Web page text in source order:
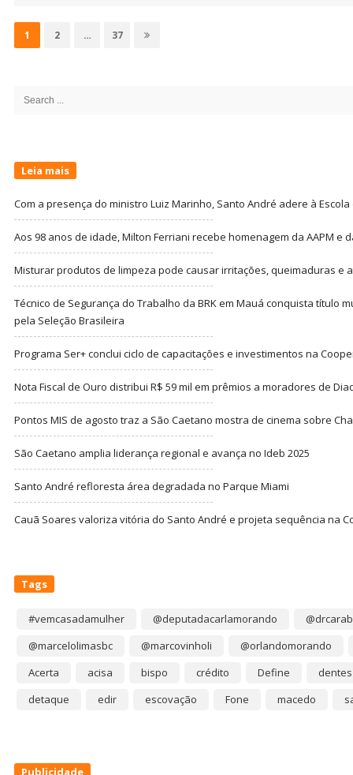
por
posts
Page
1 Page
2 … Page
37
Search
Leia mais
Com a presença do ministro Luiz Marinho, Santo André adere à
Aos 98 anos de idade, Milton Ferriani recebe homenagem da AAPM e
Misturar produtos de limpeza pode causar irritações, queimaduras e
Técnico de Segurança do Trabalho da BRK em Mauá conquista título
pela Seleção Brasileira
Programa Ser+ conclui ciclo de capacitações e investimentos na
Nota Fiscal de Ouro distribui R$ 59 mil em prêmios a moradores de
Pontos MIS de agosto traz a São Caetano mostra de cinema sobre
São Caetano amplia liderança regional e avança no Ideb 2025
Santo André refloresta área degradada no Parque Miami
Cauã Soares valoriza vitória do Santo André e projeta sequência na
Tags
#vemcasadamulher @deputadacarlamorando
@marcelolimasbc
@marcovinholi
@orlandomorando
Acerta
acisa bispo crédito Define
dentes
detaque
edir escovação Fone macedo
Publicidade